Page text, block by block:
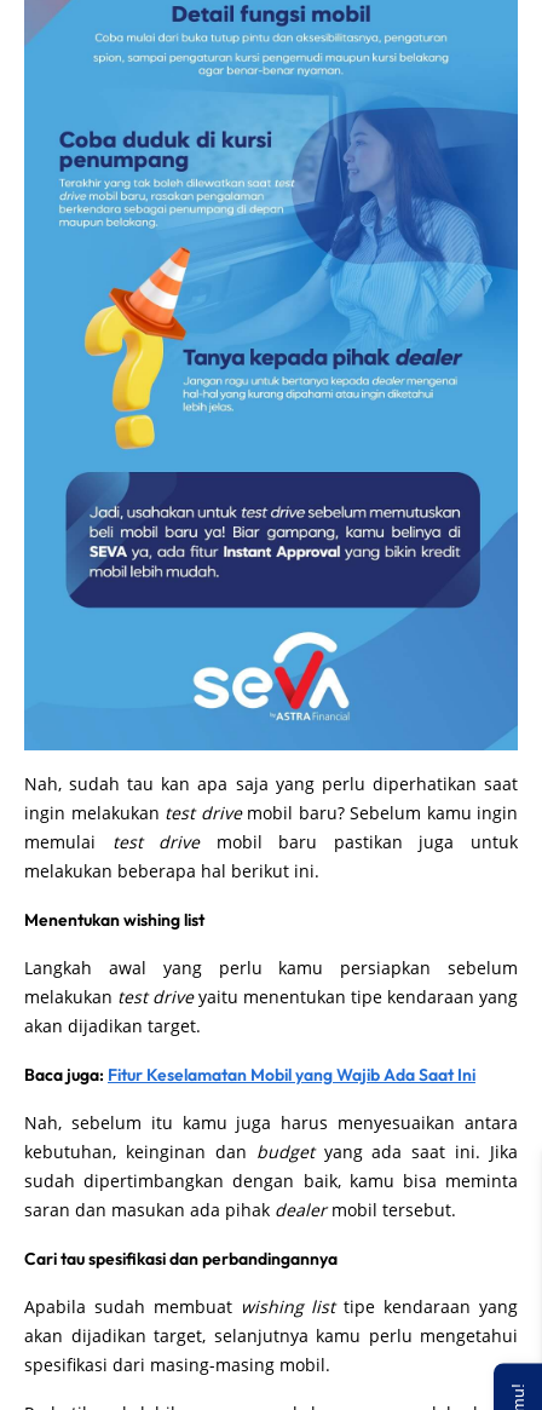
Nah, sudah tau kan apa saja yang perlu diperhatikan saat
ingin melakukan test drive mobil baru? Sebelum kamu ingin
memulai test drivemobil baru pastikan juga untuk
melakukan beberapa hal berikut ini.
Menentukan wishing list
Langkah awal yang perlu kamu persiapkan sebelum
melakukan test driveyaitu menentukan tipe kendaraan yang
akan dijadikan target.
Baca juga: Fitur Keselamatan Mobil yang Wajib Ada Saat Ini
Nah, sebelum itu kamu juga harus menyesuaikan antara
kebutuhan, keinginan dan budget yang ada saat ini. Jika
sudah dipertimbangkan dengan baik, kamu bisa meminta
saran dan masukan ada pihak dealermobil tersebut.
Cari tau spesifikasi dan perbandingannya
Apabila sudah membuat wishing listtipe kendaraan yang
akan dijadikan target, selanjutnya kamu perlu mengetahui
spesifikasi dari masing-masing mobil.